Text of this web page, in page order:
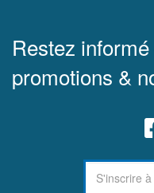
Restez
promotions &